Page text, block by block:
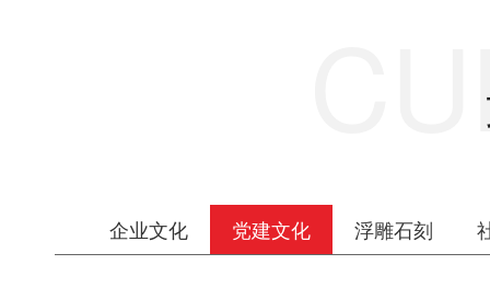
企业文化 党建文化 浮雕石刻